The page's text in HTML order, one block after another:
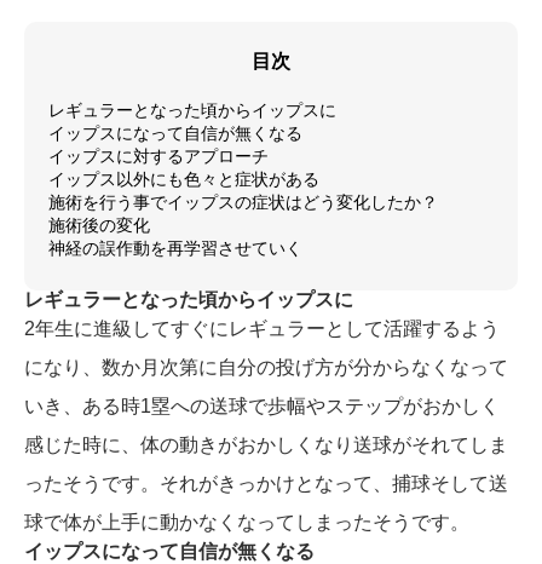
目次
レギュラーとなった頃からイップスに
イップスになって自信が無くなる
イップスに対するアプローチ
イップス以外にも色々と症状がある
施術を行う事でイップスの症状はどう変化したか？
施術後の変化
神経の誤作動を再学習させていく
レギュラーとなった頃からイップスに
2年生に進級してすぐにレギュラーとして活躍するよう
になり、数か月次第に自分の投げ方が分からなくなって
いき、ある時1塁への送球で歩幅やステップがおかしく
感じた時に、体の動きがおかしくなり送球がそれてしま
ったそうです。それがきっかけとなって、捕球そして送
球で体が上手に動かなくなってしまったそうです。
イップスになって自信が無くなる